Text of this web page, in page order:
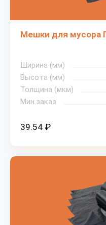
Мешки для мусора
Ширина (мм)
Высота (мм)
Толщина (мкм)
Мин.заказ
39.54 ₽